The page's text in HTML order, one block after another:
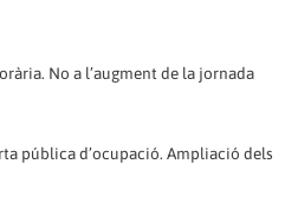
No a l’augment de la jornada
pública d’ocupació. Ampliació dels